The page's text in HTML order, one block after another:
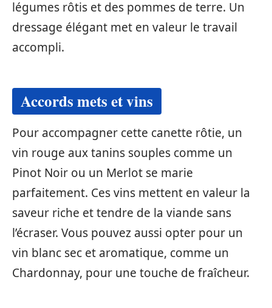
légumes rôtis et des pommes de terre. Un
dressage élégant met en valeur le travail
accompli.
Accords mets et vins
Pour accompagner cette canette rôtie, un
vin rouge aux tanins souples comme un
Pinot Noir ou un Merlot se marie
parfaitement. Ces vins mettent en valeur la
saveur riche et tendre de la viande sans
l’écraser. Vous pouvez aussi opter pour un
vin blanc sec et aromatique, comme un
Chardonnay, pour une touche de fraîcheur.